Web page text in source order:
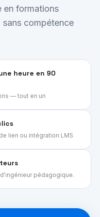
en formations
compétence
heure en 90
— tout en un
lien ou intégration LMS
pédagogique.